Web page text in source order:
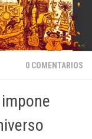
0 COMENTARIOS